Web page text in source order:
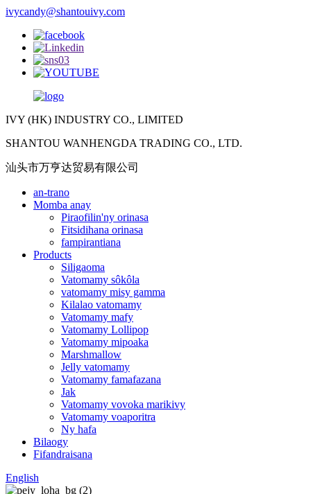
ivycandy@shantouivy.com
IVY (HK) INDUSTRY CO., LIMITED
SHANTOU WANHENGDA TRADING CO., LTD.
汕头市万亨达贸易有限公司
an-trano
Momba anay
Piraofilin'ny orinasa
Fitsidihana orinasa
fampirantiana
Products
Siligaoma
Vatomamy sôkôla
vatomamy misy gamma
Kilalao vatomamy
Vatomamy mafy
Vatomamy Lollipop
Vatomamy mipoaka
Marshmallow
Jelly vatomamy
Vatomamy famafazana
Jak
Vatomamy vovoka marikivy
Vatomamy voaporitra
Ny hafa
Bilaogy
Fifandraisana
English